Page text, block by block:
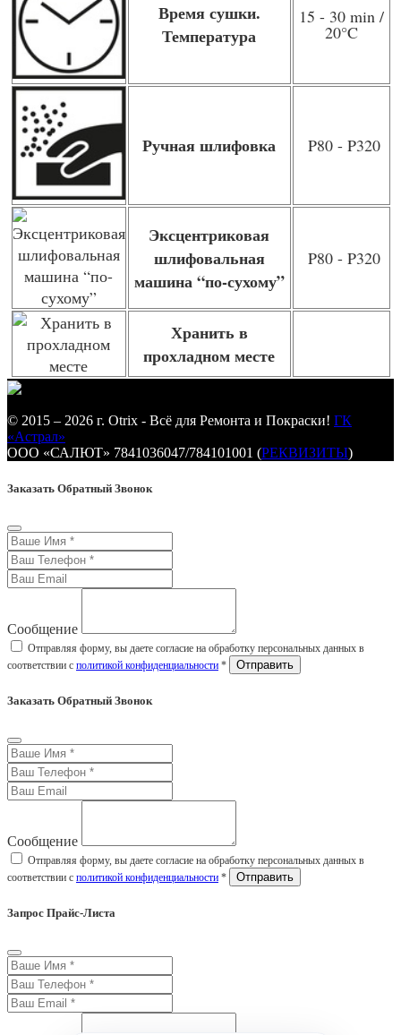
Время сушки.
Температура
15 - 30 min /
20°C
Ручная шлифовка P80 - P320
Эксцентриковая
шлифовальная
машина “по-сухому”
P80 - P320
Хранить в
прохладном месте
© 2015 – 2026 г. Otrix - Всё для Ремонта и Покраски! ГК
«Астрал»
ООО «САЛЮТ» 7841036047/784101001 (РЕКВИЗИТЫ)
Заказать Обратный Звонок
Сообщение
Отправляя форму, вы даете согласие на обработку персональных данных в
соответствии с политикой конфиденциальности *
Заказать Обратный Звонок
Сообщение
Отправляя форму, вы даете согласие на обработку персональных данных в
соответствии с политикой конфиденциальности *
Запрос Прайс-Листа